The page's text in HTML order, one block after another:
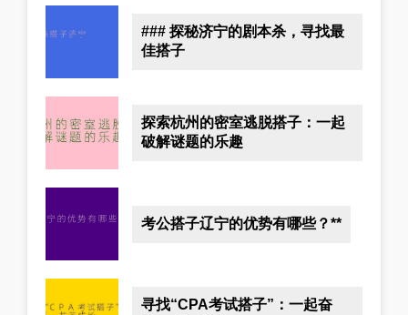
### 探秘济宁的剧本杀，寻找最
佳搭子
探索杭州的密室逃脱搭子：一起
破解谜题的乐趣
考公搭子辽宁的优势有哪些？**
寻找“CPA考试搭子”：一起奋